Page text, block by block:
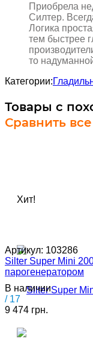
Приобрела
Силтер.
Логика
тем быстрее
то
Категории:
Товары с
Сравнить все
Хит!
Артикул: 103286
Silter Super Mini
парогенератором
В наличии
/ 17
9 474 грн.